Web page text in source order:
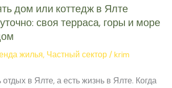
дом или коттедж в Ялте
своя терраса, горы и море
жилья, Частный сектор/krim
отдых в Ялте, а есть жизнь в Ялте. Когда